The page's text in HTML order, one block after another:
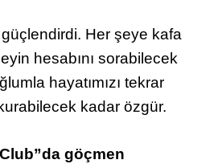
Her şeye kafa
hesabını sorabilecek
hayatımızı tekrar
kadar özgür.
göçmen